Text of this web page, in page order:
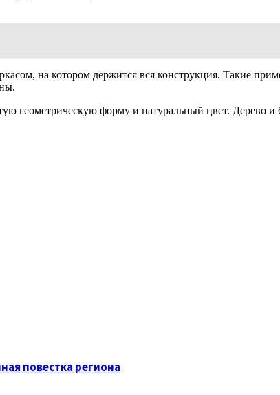
на котором держится вся конструкция. Такие
геометрическую форму и натуральный цвет. Дерево
повестка региона